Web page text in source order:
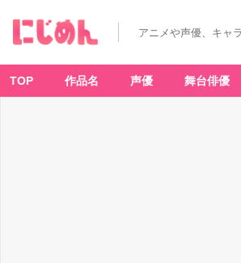
アニメや声優、キャ
TOP 作品名 声優 舞台俳優